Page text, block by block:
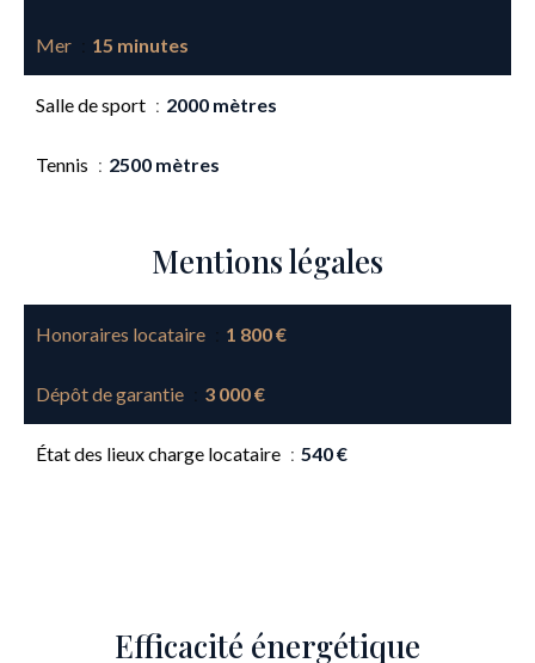
Mer 15 minutes
Salle de sport 2000 mètres
Tennis 2500 mètres
Mentions légales
Honoraires locataire 1 800 €
Dépôt de garantie 3 000 €
État des lieux charge locataire 540 €
Efficacité énergétique